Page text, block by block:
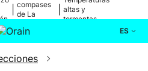
compases
de La
altas y
tormentas
ES